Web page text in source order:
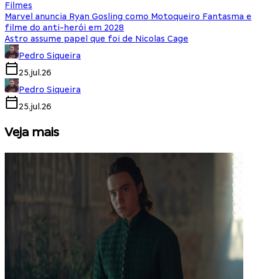
Filmes
Marvel anuncia Ryan Gosling como Motoqueiro Fantasma e
filme do anti-herói em 2028
Astro assume papel que foi de Nicolas Cage
Pedro Siqueira
25.jul.26
Pedro Siqueira
25.jul.26
Veja mais